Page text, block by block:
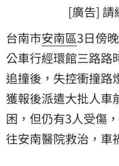
[廣告]
台南市安南區3日傍
公車行經環館三路路
追撞後，失控衝撞路
獲報後派遣大批人車
困，但仍有3人受傷
往安南醫院救治，車